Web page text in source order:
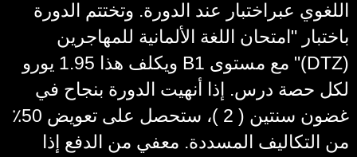
اللغوي عبراختبار عند الدورة. وتختتم الدورة
باختبار "امتحان اللغة الألمانية للمهاجرين
(DTZ)" مع مستوى B1 ويكلف هذا 1.95 يورو
لكل حصة درس. إذا أنهيت الدورة بنجاح في
غضون سنتين ( 2 )، ستحصل على تعويض 50٪
من التكاليف المسددة. معفي من الدفع إذا